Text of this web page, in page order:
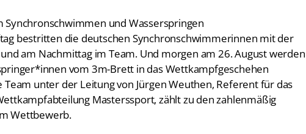
und Wasserspringen
bestritten die deutschen Synchronschwimmerinnen mit der
am Nachmittag im Team. Und morgen am 26. August werden
vom 3m-Brett in das Wettkampfgeschehen
Team unter der Leitung von Jürgen Weuthen, Referent für das
Masterssport, zählt zu den zahlenmäßig
Wettbewerb.